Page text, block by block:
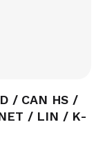
/ CAN HS /
/ LIN / K-